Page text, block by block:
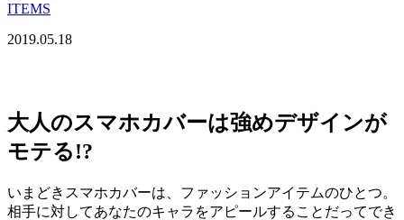
ITEMS
2019.05.18
大人のスマホカバーは強めデザインが
モテる!?
いまどきスマホカバーは、ファッションアイテムのひとつ。
相手に対してあなたのキャラをアピールすることだってでき